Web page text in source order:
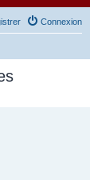
Connexion